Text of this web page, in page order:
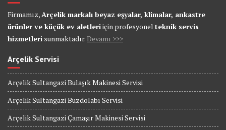
Firmamız,Arçelik markalı beyaz eşyalar, klimalar, ankastre
ürünler ve küçük ev aletleriiçin profesyonel teknik servis
hizmetleri sunmaktadır.Devamı >>>
Arçelik Servisi
Arçelik Sultangazi Bulaşık Makinesi Servisi
Arçelik Sultangazi Buzdolabı Servisi
Arçelik Sultangazi Çamaşır Makinesi Servisi